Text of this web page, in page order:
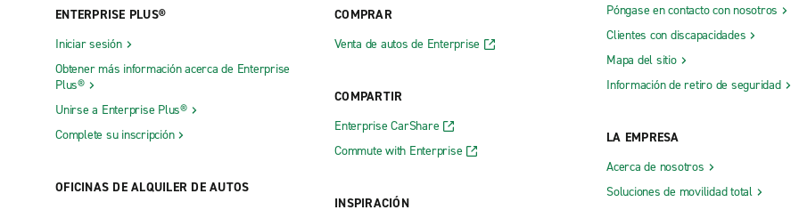
Alma Garage Gaudreault
Amos
Amqui
Ancienne-Lorette
Anjou
Baie-Saint-Paul
Estación de autobuses de Montreal
Fermont
Havre-Saint-Pierre
Montreal, Rue Saint-Jacques
Montreal, Saint-Laurent
Montreal, Saint-Leonard
Montréal Papineau
Norte de Montreal, Toyota
Oeste de Laval
ENTERPRISE PLUS®
Iniciar sesión
Obtener más información acerca de Enterprise
Plus®
Unirse a Enterprise Plus®
Complete su inscripción
OFICINAS DE ALQUILER DE AUTOS
COMPRAR
Venta de autos de Enterprise
COMPARTIR
Enterprise CarShare
Commute with Enterprise
INSPIRACIÓN
Póngase en contacto con nosotros
Clientes con discapacidades
Mapa del sitio
Información de retiro de seguridad
LA EMPRESA
Acerca de nosotros
Soluciones de movilidad total